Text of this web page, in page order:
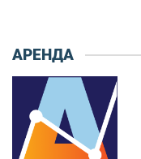
АРЕНДА